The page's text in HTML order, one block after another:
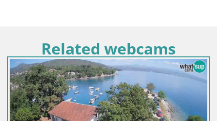
Related webcams